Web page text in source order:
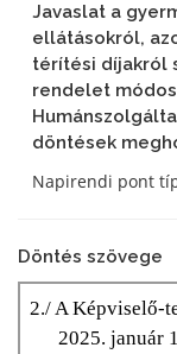
Javaslat a
ellátásokról,
térítési díjakról
rendelet
döntések
Napirendi pont
Döntés szövege